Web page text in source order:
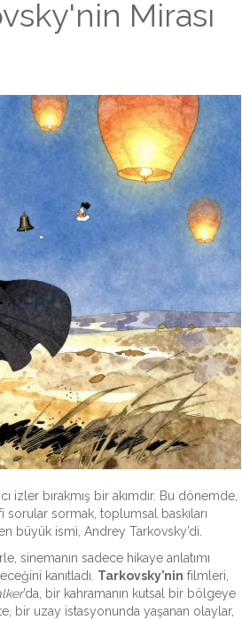
Mirası
izler bırakmış bir akımdır. Bu dönemde,
sorular sormak, toplumsal baskıları
büyük ismi, Andrey Tarkovsky’di.
sinemanın sadece hikaye anlatımı
kanıtladı. Tarkovsky’nin filmleri,
’da, bir kahramanın kutsal bir bölgeye
bir uzay istasyonunda yaşanan olaylar,